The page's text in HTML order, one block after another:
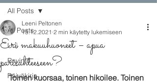
All Posts
Uni
Ravinto
Päiväkirja
All Posts
Eri makuuhuoneet – apua
parisuhteeseen?
Leeni Peltonen
15.12.2021 2 min käytetty lukemiseen
Toinen kuorsaa, toinen hikoilee. Toinen